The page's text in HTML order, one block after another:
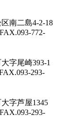
南二島4-2-18
772-
字尾崎393-1
293-
字芦屋1345
293-